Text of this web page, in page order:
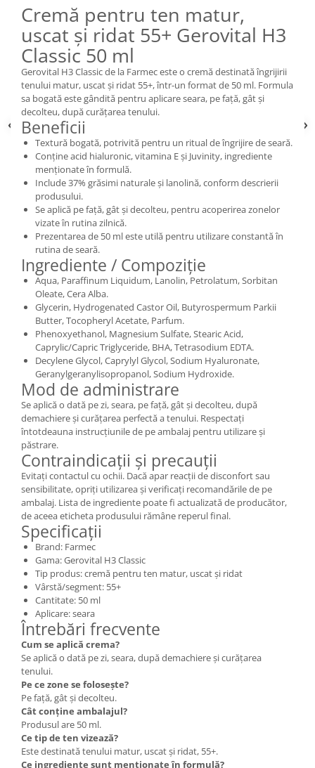
Cremă pentru ten matur,
uscat și ridat 55+ Gerovital H3
Classic 50 ml
Gerovital H3 Classic de la Farmec este o cremă destinată îngrijirii
tenului matur, uscat și ridat 55+, într-un format de 50 ml. Formula
sa bogată este gândită pentru aplicare seara, pe față, gât și
decolteu, după curățarea tenului.
Beneficii
Textură bogată, potrivită pentru un ritual de îngrijire de seară.
Conține acid hialuronic, vitamina E și Juvinity, ingrediente
menționate în formulă.
Include 37% grăsimi naturale și lanolină, conform descrierii
produsului.
Se aplică pe față, gât și decolteu, pentru acoperirea zonelor
vizate în rutina zilnică.
Prezentarea de 50 ml este utilă pentru utilizare constantă în
rutina de seară.
Ingrediente / Compoziție
Aqua, Paraffinum Liquidum, Lanolin, Petrolatum, Sorbitan
Oleate, Cera Alba.
Glycerin, Hydrogenated Castor Oil, Butyrospermum Parkii
Butter, Tocopheryl Acetate, Parfum.
Phenoxyethanol, Magnesium Sulfate, Stearic Acid,
Caprylic/Capric Triglyceride, BHA, Tetrasodium EDTA.
Decylene Glycol, Caprylyl Glycol, Sodium Hyaluronate,
Geranylgeranylisopropanol, Sodium Hydroxide.
Mod de administrare
Se aplică o dată pe zi, seara, pe față, gât și decolteu, după
demachiere și curățarea perfectă a tenului. Respectați
întotdeauna instrucțiunile de pe ambalaj pentru utilizare și
păstrare.
Contraindicații și precauții
Evitați contactul cu ochii. Dacă apar reacții de disconfort sau
sensibilitate, opriți utilizarea și verificați recomandările de pe
ambalaj. Lista de ingrediente poate fi actualizată de producător,
de aceea eticheta produsului rămâne reperul final.
Specificații
Brand: Farmec
Gama: Gerovital H3 Classic
Tip produs: cremă pentru ten matur, uscat și ridat
Vârstă/segment: 55+
Cantitate: 50 ml
Aplicare: seara
Întrebări frecvente
Cum se aplică crema?
Se aplică o dată pe zi, seara, după demachiere și curățarea
tenului.
Pe ce zone se folosește?
Pe față, gât și decolteu.
Cât conține ambalajul?
Produsul are 50 ml.
Ce tip de ten vizează?
Este destinată tenului matur, uscat și ridat, 55+.
Ce ingrediente sunt menționate în formulă?